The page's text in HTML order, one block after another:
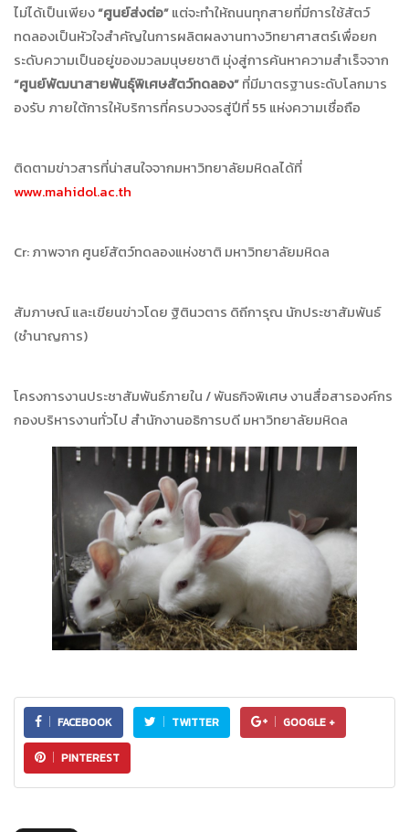
ไม่ได้เป็นเพียง“ศูนย์ส่งต่อ”แต่จะทำให้ถนนทุกสายที่มีการใช้สัตว์
ทดลองเป็นหัวใจสำคัญในการผลิตผลงานทางวิทยาศาสตร์เพื่อยก
ระดับความเป็นอยู่ของมวลมนุษยชาติ มุ่งสู่การค้นหาความสำเร็จจาก
“ศูนย์พัฒนาสายพันธุ์พิเศษสัตว์ทดลอง”ที่มีมาตรฐานระดับโลกมาร
องรับ ภายใต้การให้บริการที่ครบวงจรสู่ปีที่ 55 แห่งความเชื่อถือ
ติดตามข่าวสารที่น่าสนใจจากมหาวิทยาลัยมหิดลได้ที่
www.mahidol.ac.th
Cr: ภาพจาก ศูนย์สัตว์ทดลองแห่งชาติ มหาวิทยาลัยมหิดล
สัมภาษณ์ และเขียนข่าวโดย ฐิตินวตาร ดิถีการุณ นักประชาสัมพันธ์
(ชำนาญการ)
โครงการงานประชาสัมพันธ์ภายใน / พันธกิจพิเศษ งานสื่อสารองค์กร
กองบริหารงานทั่วไป สำนักงานอธิการบดี มหาวิทยาลัยมหิดล
FACEBOOK TWITTER GOOGLE +
PINTEREST